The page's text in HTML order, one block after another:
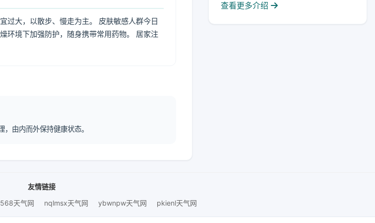
过大，以散步、慢走为主。 皮肤敏感人群今日
环境下加强防护，随身携带常用药物。 居家注
由内而外保持健康状态。
查看更多介绍
友情链接
天气网 nqlmsx天气网 ybwnpw天气网 pkienl天气网